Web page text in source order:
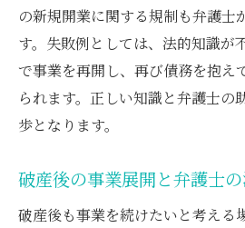
の新規開業に関する規制も弁護士
す。失敗例としては、法的知識が
で事業を再開し、再び債務を抱え
られます。正しい知識と弁護士の
歩となります。
破産後の事業展開と弁護士
破産後も事業を続けたいと考える